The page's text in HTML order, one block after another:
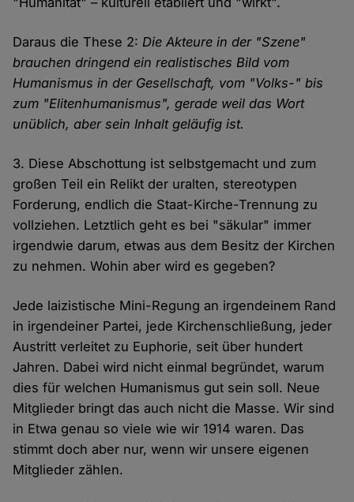
Daraus die These 2:Die Akteure in der "Szene"
brauchen dringend ein realistisches Bild vom
Humanismus in der Gesellschaft, vom "Volks-" bis
zum "Elitenhumanismus", gerade weil das Wort
unüblich, aber sein Inhalt geläufig ist.
3. Diese Abschottung ist selbstgemacht und zum
großen Teil ein Relikt der uralten, stereotypen
Forderung, endlich die Staat-Kirche-Trennung zu
vollziehen. Letztlich geht es bei "säkular" immer
irgendwie darum, etwas aus dem Besitz der Kirchen
zu nehmen. Wohin aber wird es gegeben?
Jede laizistische Mini-Regung an irgendeinem Rand
in irgendeiner Partei, jede Kirchenschließung, jeder
Austritt verleitet zu Euphorie, seit über hundert
Jahren. Dabei wird nicht einmal begründet, warum
dies für welchen Humanismus gut sein soll. Neue
Mitglieder bringt das auch nicht die Masse. Wir sind
in Etwa genau so viele wie wir 1914 waren. Das
stimmt doch aber nur, wenn wir unsere eigenen
Mitglieder zählen.